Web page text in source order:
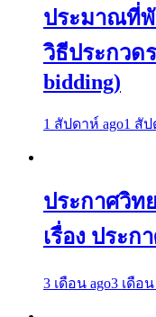
ประมาณที่พั
วิธีประกวด
bidding)
1 สัปดาห์ ago1 สัป
ประกาศวิท
เรื่อง ประ
3 เดือน ago3 เดือน